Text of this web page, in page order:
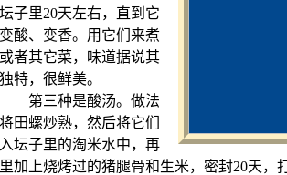
子里20天左右，直到它
酸、变香。用它们来煮
者其它菜，味道据说其
特，很鲜美。
三种是酸汤。做法
田螺炒熟，然后将它们
坛子里的淘米水中，再
加上烧烤过的猪腿骨和生米，密封20天，